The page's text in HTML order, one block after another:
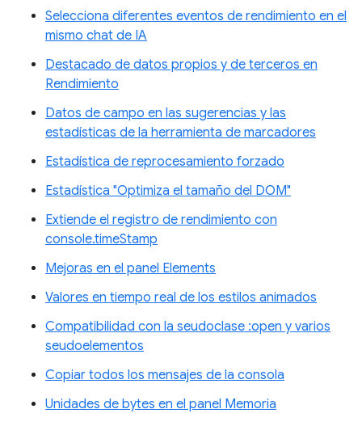
Selecciona diferentes eventos de rendimiento en el
mismo chat de IA
Destacado de datos propios y de terceros en
Rendimiento
Datos de campo en las sugerencias y las
estadísticas de la herramienta de marcadores
Estadística de reprocesamiento forzado
Estadística "Optimiza el tamaño del DOM"
Extiende el registro de rendimiento con
console.timeStamp
Mejoras en el panel Elements
Valores en tiempo real de los estilos animados
Compatibilidad con la seudoclase :open y varios
seudoelementos
Copiar todos los mensajes de la consola
Unidades de bytes en el panel Memoria